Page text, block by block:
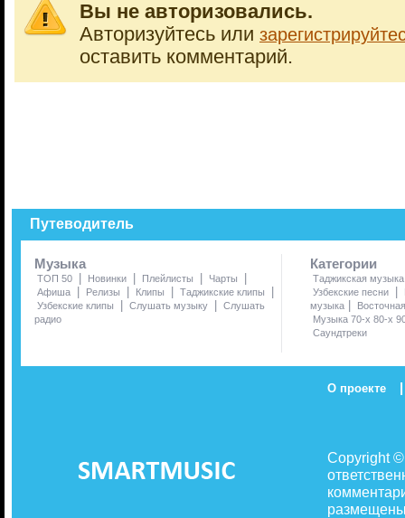
Вы не авторизовались.
Авторизуйтесь или
оставить комментарий.
Путеводитель
Музыка
ТОП 50 | Новинки | Плейлисты | Чарты |
Афиша | Релизы | Клипы | Таджикские клипы |
Узбекские клипы | Слушать музыку | Слушать
радио
Категории
Таджикская музыка
Узбекские песни
|
музыка |
Музыка 70-х 80-х
Саундтреки
О проекте |
Copyright
размещены